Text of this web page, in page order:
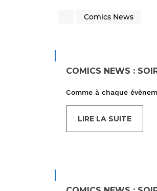
Comics News
COMICS NEWS :
Comme à chaque
LIRE LA SUITE